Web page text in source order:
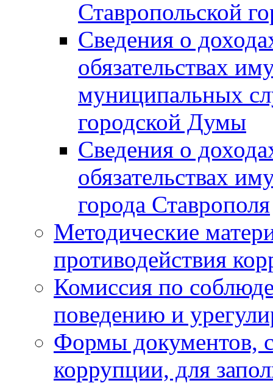
Ставропольской
Сведения о
обязательствах
муниципальных
городской Думы
Сведения о
обязательствах
города Ставрополя
Методические
противодействия
Комиссия по
поведению и
Формы документов,
коррупции, для